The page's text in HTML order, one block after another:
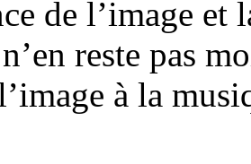
de l’image
reste pas
à la